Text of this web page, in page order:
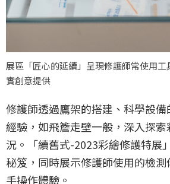
展區「匠心的延續」呈現修護師常使用
實創意提供
修護師透過鷹架的搭建、科學設
經驗，如飛簷走壁一般，深入探
況。「續舊式-2023彩繪修護特展
秘笈，同時展示修護師使用的檢
手操作體驗。